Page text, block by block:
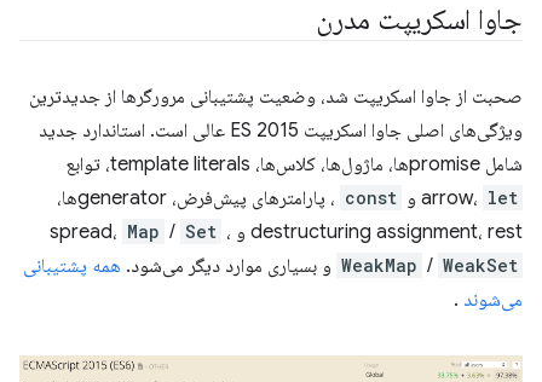
جاوا اسکریپت مدرن
صحبت از جاوا اسکریپت شد، وضعیت پشتیبانی مرورگرها از جدیدترین
ویژگی‌های اصلی جاوا اسکریپت ES 2015 عالی است. استاندارد جدید
شامل promiseها، ماژول‌ها، کلاس‌ها، template literals، توابع
arrow، let و const
، پارامترهای پیش‌فرض، generatorها،
destructuring assignment، rest و spread،
Map / Set ،
WeakMap / WeakSet و بسیاری موارد دیگر می‌شود. همه پشتیبانی
می‌شوند .